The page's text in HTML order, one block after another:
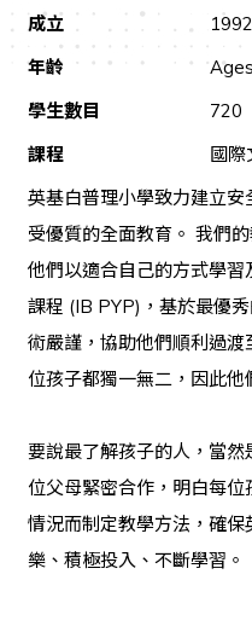
成立
1992
年齡
學生數目
720
課程
國際
英基白普理小學致力建立
受優質的全面教育。 我們
他們以適合自己的方式學
課程 (IB PYP)，基於最優
術嚴謹，協助他們順利過
位孩子都獨一無二，因此他
要說最了解孩子的人，當
位父母緊密合作，明白每
情況而制定教學方法，確
樂、積極投入、不斷學習。